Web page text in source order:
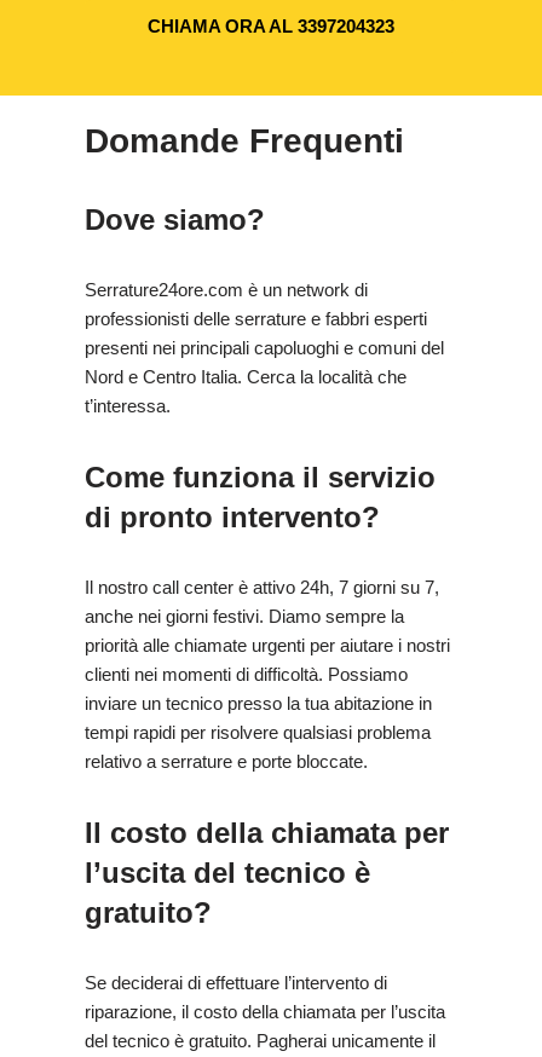
CHIAMA ORA AL 3397204323
Domande Frequenti
Dove siamo?
Serrature24ore.com è un network di
professionisti delle serrature e fabbri esperti
presenti nei principali capoluoghi e comuni del
Nord e Centro Italia. Cerca la località che
t’interessa.
Come funziona il servizio
di pronto intervento?
Il nostro call center è attivo 24h, 7 giorni su 7,
anche nei giorni festivi. Diamo sempre la
priorità alle chiamate urgenti per aiutare i nostri
clienti nei momenti di difficoltà. Possiamo
inviare un tecnico presso la tua abitazione in
tempi rapidi per risolvere qualsiasi problema
relativo a serrature e porte bloccate.
Il costo della chiamata per
l’uscita del tecnico è
gratuito?
Se deciderai di effettuare l’intervento di
riparazione, il costo della chiamata per l’uscita
del tecnico è gratuito. Pagherai unicamente il